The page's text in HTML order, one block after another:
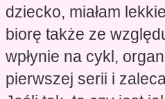
dziecko, miałam
biorę także ze
wpłynie na cykl,
pierwszej serii i